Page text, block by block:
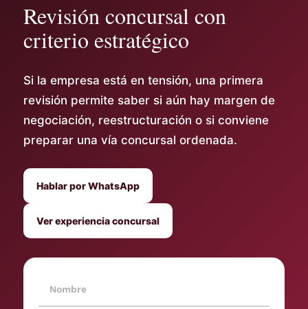
Revisión concursal con
criterio estratégico
Si la empresa está en tensión, una primera
revisión permite saber si aún hay margen de
negociación, reestructuración o si conviene
preparar una vía concursal ordenada.
Hablar por WhatsApp
Ver experiencia concursal